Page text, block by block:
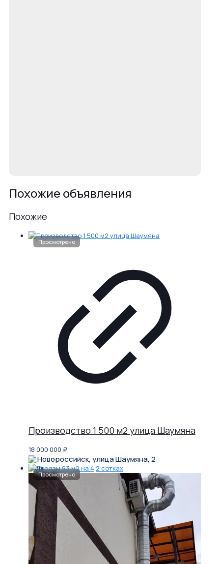
Похожие объявления
Похожие
Производство 1 500 м2 улица Шаумяна
18 000 000 ₽
Новороссийск, улица Шаумяна, 2